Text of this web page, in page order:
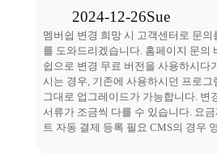
2024-12-26Sue
멤버쉽 변경 희망 시 고객센터로 문
를 도와드리겠습니다. 홈페이지 문의
쉽으로 변경 무료 버전을 사용하시다
시는 경우, 기존에 사용하시던 프로그
그대로 업그레이드가 가능합니다. 변
서류가 조금씩 다를 수 있습니다. 요
트 자동 결제 등록 필요 CMS의 경우